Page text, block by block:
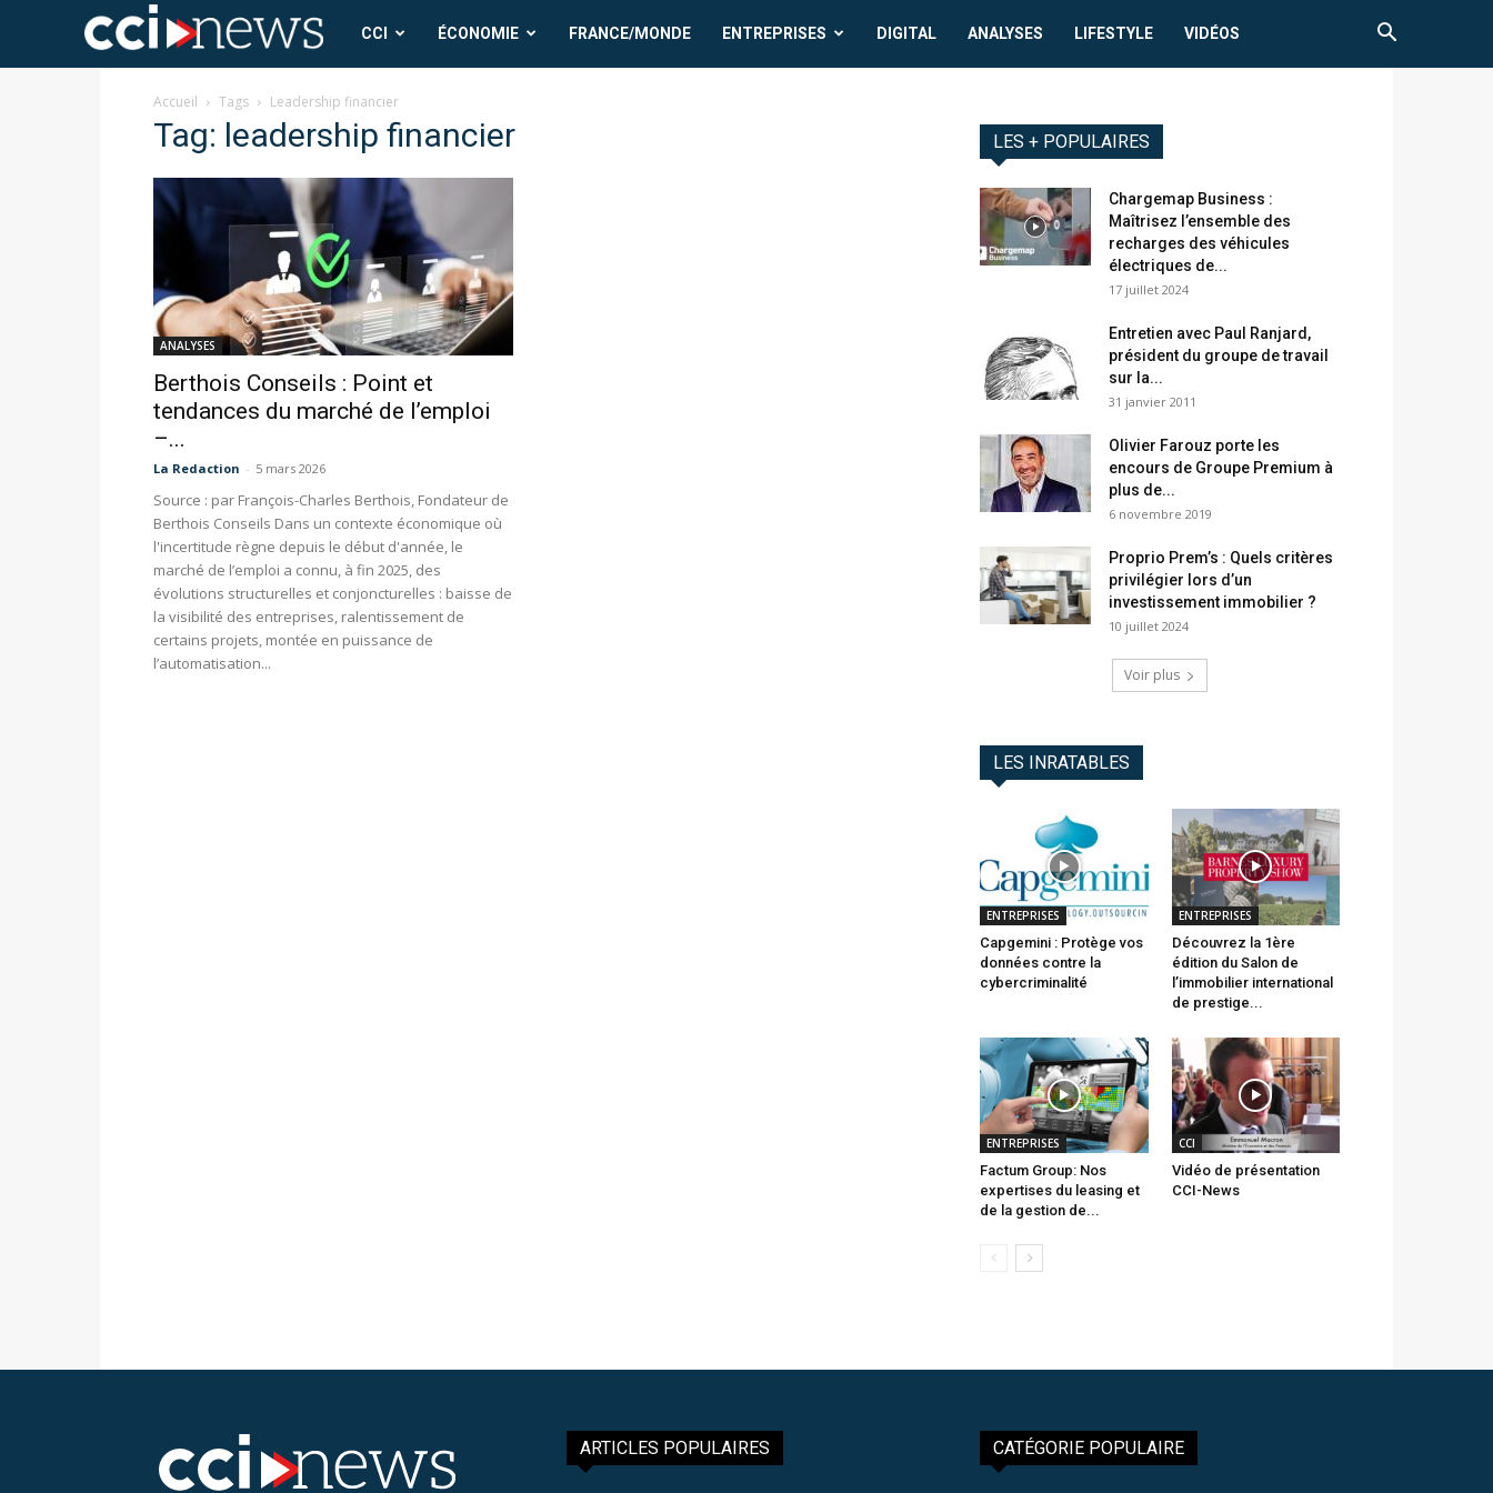
CCI
News
CCI ÉCONOMIE FRANCE/MONDE ENTREPRISES DIGITAL ANALYSES LIFESTYLE VIDÉOS
Accueil Tags Leadership financier
Tag: leadership financier
ANALYSES
Berthois Conseils : Point et
tendances du marché de l’emploi
–...
La Redaction - 5 mars 2026
Source : par François-Charles Berthois, Fondateur de
Berthois Conseils Dans un contexte économique où
l'incertitude règne depuis le début d'année, le
marché de l’emploi a connu, à fin 2025, des
évolutions structurelles et conjoncturelles : baisse de
la visibilité des entreprises, ralentissement de
certains projets, montée en puissance de
l’automatisation...
LES + POPULAIRES
Chargemap Business :
Maîtrisez l’ensemble des
recharges des véhicules
électriques de...
17 juillet 2024
Entretien avec Paul Ranjard,
président du groupe de travail
sur la...
31 janvier 2011
Olivier Farouz porte les
encours de Groupe Premium à
plus de...
6 novembre 2019
Proprio Prem’s : Quels critères
privilégier lors d’un
investissement immobilier ?
10 juillet 2024
Voir plus
LES INRATABLES
ENTREPRISES
Capgemini : Protège vos
données contre la
cybercriminalité
ENTREPRISES
Découvrez la 1ère
édition du Salon de
l’immobilier international
de prestige...
ENTREPRISES
Factum Group: Nos
expertises du leasing et
de la gestion de...
CCI
Vidéo de présentation
CCI-News
ARTICLES POPULAIRES CATÉGORIE POPULAIRE